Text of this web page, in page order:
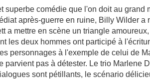
superbe comédie que l'on doit au grand
après-guerre en ruine, Billy Wilder a
a mettre en scène un triangle
les deux hommes ont participé à
personnages à l'exemple de celui de
parvient pas à détester. Le trio Marlene
sont pétillants, le scénario